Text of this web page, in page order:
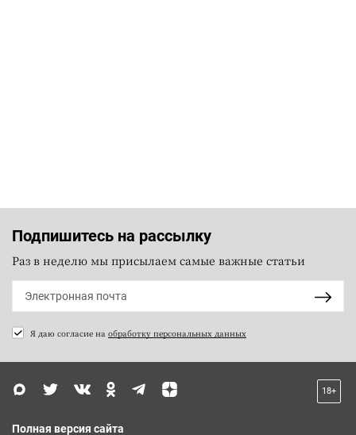
Подпишитесь на рассылку
Раз в неделю мы присылаем самые важные статьи
Я даю согласие на обработку персональных данных
18+
Полная версия сайта